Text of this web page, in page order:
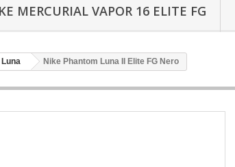
MERCURIAL VAPOR 16 ELITE FG
Nike Phantom Luna II Elite FG Nero